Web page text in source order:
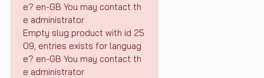
e? en-GB You may contact th
e administrator
Empty slug product with id 25
09, entries exists for languag
e? en-GB You may contact th
e administrator